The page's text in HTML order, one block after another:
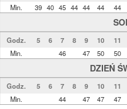
Min.
39 40 45 44 44 44 44
Godz. 5 6 7 8 9 10
11
Min.
46 47 50 50
DZIEŃ
Godz. 5 6 7 8 9 10
11
Min.
44 47 47 47